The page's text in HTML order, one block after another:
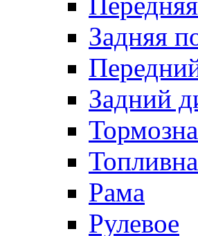
Задняя
Задний
Рама
Рулевое